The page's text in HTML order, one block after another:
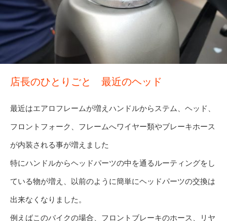
店長のひとりごと 最近のヘッド
最近はエアロフレームが増えハンドルからステム、ヘッド、
フロントフォーク、フレームへワイヤー類やブレーキホース
が内装される事が増えました
特にハンドルからヘッドパーツの中を通るルーティングをし
ている物が増え、以前のように簡単にヘッドパーツの交換は
出来なくなりました。
例えばこのバイクの場合、フロントブレーキのホース、リヤ